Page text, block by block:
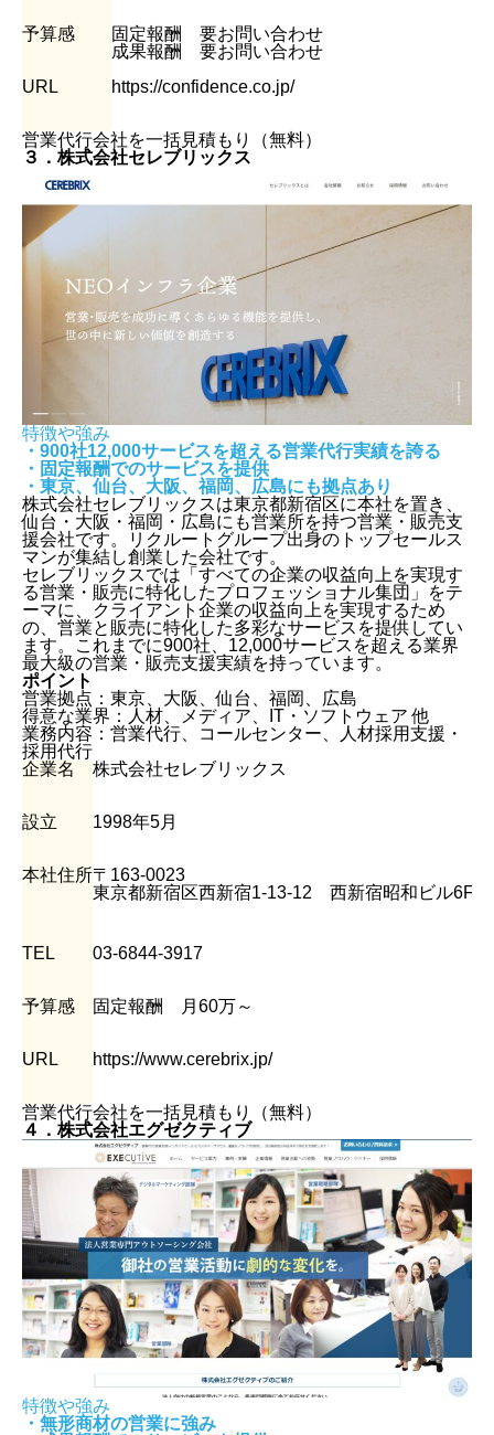
予算感
固定報酬 要お問い合わせ
成果報酬 要お問い合わせ
URL
https://confidence.co.jp/
営業代行会社を一括見積もり（無料）
３．株式会社セレブリックス
特徴や強み
・900社12,000サービスを超える営業代行実績を誇る
・固定報酬でのサービスを提供
・東京、仙台、大阪、福岡、広島にも拠点あり
株式会社セレブリックスは東京都新宿区に本社を置き、
仙台・大阪・福岡・広島にも営業所を持つ営業・販売支
援会社です。リクルートグループ出身のトップセールス
マンが集結し創業した会社です。
セレブリックスでは「すべての企業の収益向上を実現す
る営業・販売に特化したプロフェッショナル集団」をテ
ーマに、クライアント企業の収益向上を実現するため
の、営業と販売に特化した多彩なサービスを提供してい
ます。これまでに900社、12,000サービスを超える業界
最大級の営業・販売支援実績を持っています。
ポイント
営業拠点：東京、大阪、仙台、福岡、広島
得意な業界：人材、メディア、IT・ソフトウェア 他
業務内容：営業代行、コールセンター、人材採用支援・
採用代行
企業名
株式会社セレブリックス
設立 1998年5月
本社住所〒163-0023
東京都新宿区西新宿1-13-12 西新宿昭和ビル6F
TEL 03-6844-3917
予算感 固定報酬 月60万～
URL https://www.cerebrix.jp/
営業代行会社を一括見積もり（無料）
４．株式会社エグゼクティブ
特徴や強み
・無形商材の営業に強み